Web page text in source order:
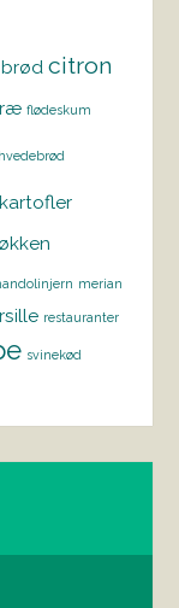
brød citron
flødeskum
hvedebrød
kartofler
merian
restauranter
svinekød